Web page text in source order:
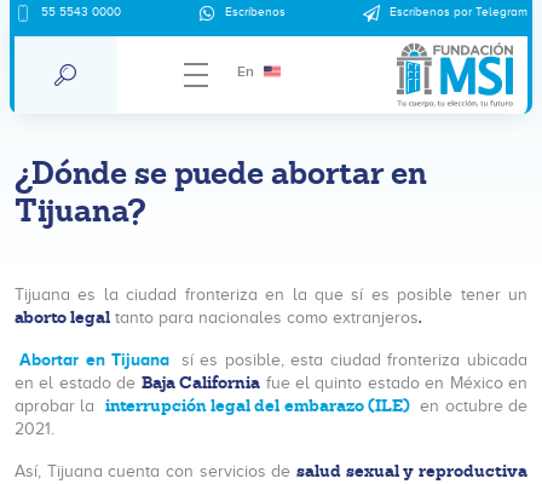
55 5543 0000 Escríbenos Escríbenos por Telegram
En
¿Dónde se puede abortar en
Tijuana?
Tijuana es la ciudad fronteriza en la que sí es posible tener un
aborto legal tanto para nacionales como extranjeros.
Abortar en Tijuana
sí es posible, esta ciudad fronteriza ubicada
en el estado de Baja California fue el quinto estado en México en
aprobar la
interrupción legal del embarazo (ILE) en octubre de
2021.
Así, Tijuana cuenta con servicios de salud sexual y reproductiva